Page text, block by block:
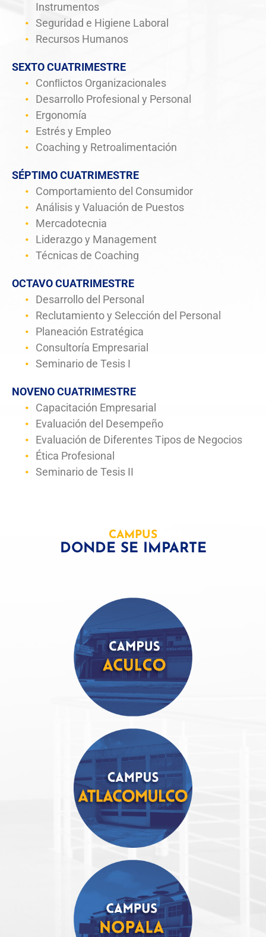
Instrumentos
Seguridad e Higiene Laboral
Recursos Humanos
SEXTO CUATRIMESTRE
Conﬂictos Organizacionales
Desarrollo Profesional y Personal
Ergonomía
Estrés y Empleo
Coaching y Retroalimentación
SÉPTIMO CUATRIMESTRE
Comportamiento del Consumidor
Análisis y Valuación de Puestos
Mercadotecnia
Liderazgo y Management
Técnicas de Coaching
OCTAVO CUATRIMESTRE
Desarrollo del Personal
Reclutamiento y Selección del Personal
Planeación Estratégica
Consultoría Empresarial
Seminario de Tesis I
NOVENO CUATRIMESTRE
Capacitación Empresarial
Evaluación del Desempeño
Evaluación de Diferentes Tipos de Negocios
Ética Profesional
Seminario de Tesis II
CAMPUS
DONDE SE IMPARTE